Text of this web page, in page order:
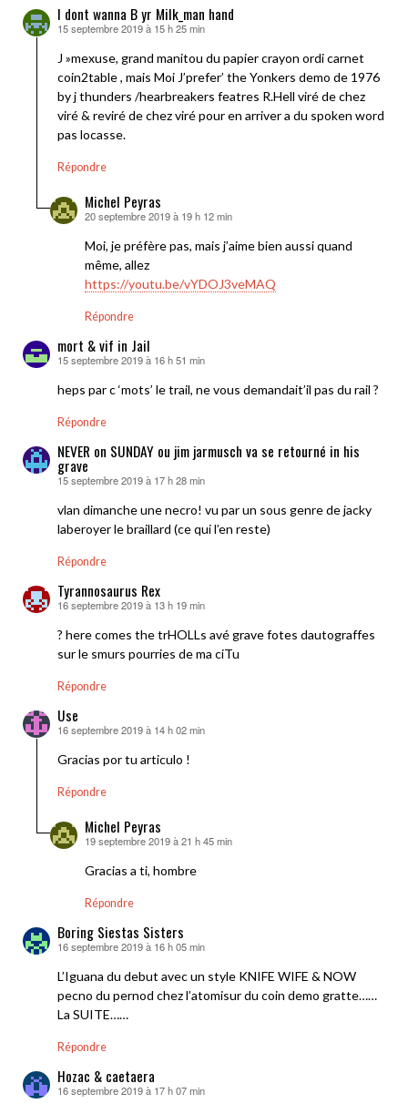
I dont wanna B yr Milk_man hand
dit :
15 septembre 2019 à 15 h 25 min
J »mexuse, grand manitou du papier crayon ordi carnet
coin2table , mais Moi J’prefer’ the Yonkers demo de 1976
by j thunders /hearbreakers featres R.Hell viré de chez
viré & reviré de chez viré pour en arriver a du spoken word
pas locasse.
Répondre
Michel Peyras
dit :
20 septembre 2019 à 19 h 12 min
Moi, je préfère pas, mais j’aime bien aussi quand
même, allez
https://youtu.be/vYDOJ3veMAQ
Répondre
mort & vif in Jail
dit :
15 septembre 2019 à 16 h 51 min
heps par c ‘mots’ le trail, ne vous demandait’il pas du rail ?
Répondre
NEVER on SUNDAY ou jim jarmusch va se retourné in his
grave
dit :
15 septembre 2019 à 17 h 28 min
vlan dimanche une necro! vu par un sous genre de jacky
laberoyer le braillard (ce qui l’en reste)
Répondre
Tyrannosaurus Rex
dit :
16 septembre 2019 à 13 h 19 min
? here comes the trHOLLs avé grave fotes dautograffes
sur le smurs pourries de ma ciTu
Répondre
Use
dit :
16 septembre 2019 à 14 h 02 min
Gracias por tu articulo !
Répondre
Michel Peyras
dit :
19 septembre 2019 à 21 h 45 min
Gracias a ti, hombre
Répondre
Boring Siestas Sisters
dit :
16 septembre 2019 à 16 h 05 min
L’Iguana du debut avec un style KNIFE WIFE & NOW
pecno du pernod chez l’atomisur du coin demo gratte……
La SUITE……
Répondre
Hozac & caetaera
dit :
16 septembre 2019 à 17 h 07 min